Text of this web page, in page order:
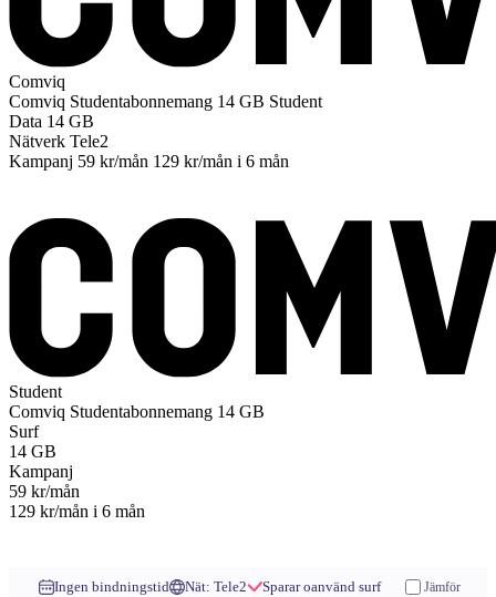
Comviq
Comviq Studentabonnemang 14 GB Student
Data 14 GB
Nätverk Tele2
Kampanj 59 kr/mån 129 kr/mån i 6 mån
Student
Comviq Studentabonnemang 14 GB
Surf
14 GB
Kampanj
59 kr/mån
129 kr/mån i 6 mån
Ingen bindningstid Nät: Tele2 Sparar oanvänd surf Jämför